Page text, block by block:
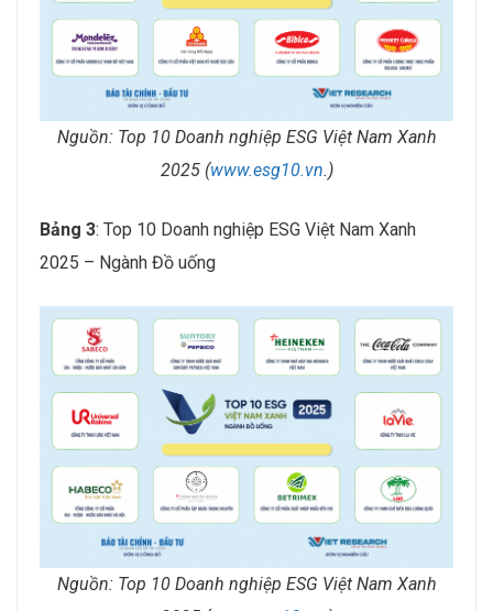
Nguồn: Top 10 Doanh nghiệp ESG Việt Nam Xanh
2025 (www.esg10.vn.)
Bảng 3: Top 10 Doanh nghiệp ESG Việt Nam Xanh
2025 – Ngành Đồ uống
Nguồn: Top 10 Doanh nghiệp ESG Việt Nam Xanh